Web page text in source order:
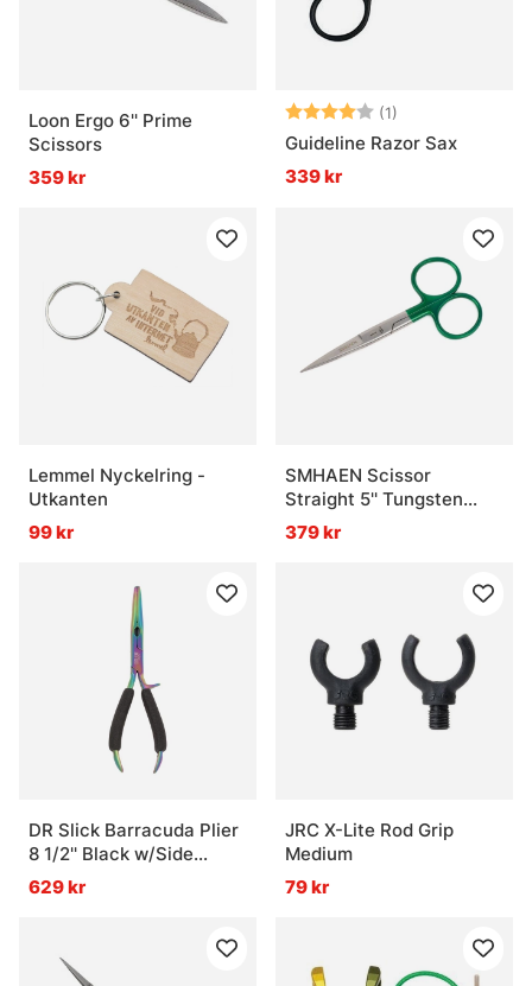
Loon Ergo 6'' Prime
Scissors
359 kr
Betyg: (1)
Guideline Razor Sax
339 kr
Lemmel Nyckelring -
Utkanten
99 kr
SMHAEN Scissor
Straight 5'' Tungsten
Carbide Heavy Green
379 kr
DR Slick Barracuda Plier
8 1/2'' Black w/Side
Cutter
629 kr
JRC X-Lite Rod Grip
Medium
79 kr